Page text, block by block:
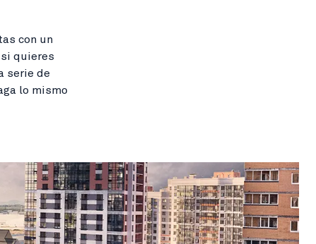
con un
quieres
serie de
lo mismo